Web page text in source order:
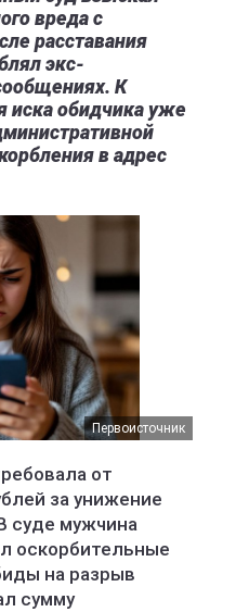
вреда с
расставания
экс-
К
иска обидчика уже
в адрес
Первоисточник
от
за унижение
суде мужчина
оскорбительные
на разрыв
сумму